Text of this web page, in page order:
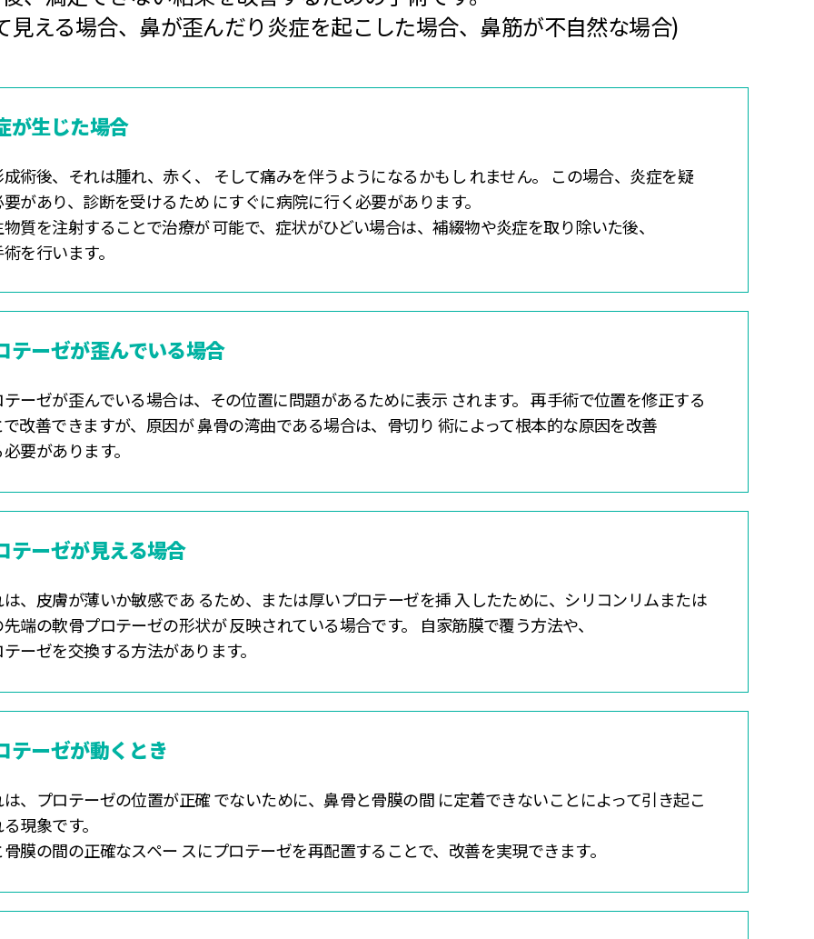
える場合、鼻が歪んだり炎症を起こした場合、鼻筋が不自然な場合)
が生じた場合
術後、それは腫れ、赤く、 そして痛みを伴うようになるかもし れません。 この場合、炎症を疑
があり、診断を受けるため にすぐに病院に行く必要があります。
質を注射することで治療が 可能で、症状がひどい場合は、補綴物や炎症を取り除いた後、
を行います。
テーゼが歪んでいる場合
ーゼが歪んでいる場合は、その位置に問題があるために表示 されます。 再手術で位置を修正する
改善できますが、原因が 鼻骨の湾曲である場合は、骨切り 術によって根本的な原因を改善
要があります。
テーゼが見える場合
、皮膚が薄いか敏感であ るため、または厚いプロテーゼを挿 入したために、シリコンリムまたは
端の軟骨プロテーゼの形状が 反映されている場合です。 自家筋膜で覆う方法や、
ーゼを交換する方法があります。
テーゼが動くとき
、プロテーゼの位置が正確 でないために、鼻骨と骨膜の間 に定着できないことによって引き起こ
現象です。
膜の間の正確なスペー スにプロテーゼを再配置することで、改善を実現できます。